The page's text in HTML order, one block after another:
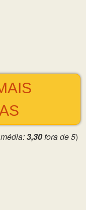
3,30fora de 5)